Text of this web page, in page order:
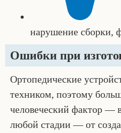
нарушение сборки,
Ошибки при
Ортопедические
техником, поэтому
человеческий фактор —
любой стадии — от